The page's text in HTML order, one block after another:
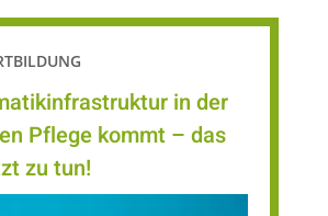
in der
Pflege kommt – das
zu tun!